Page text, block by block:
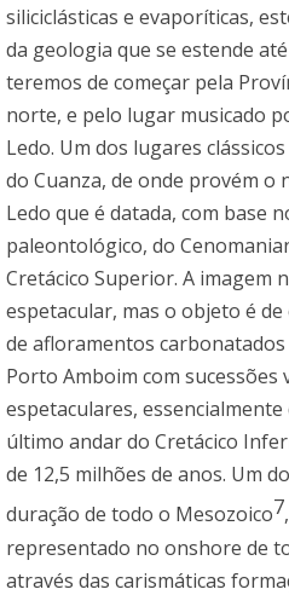
siliciclásticas e evaporíticas,
da geologia que se estende
teremos de começar pela
norte, e pelo lugar musicado
Ledo. Um dos lugares
do Cuanza, de onde provém o
Ledo que é datada, com base
paleontológico, do
Cretácico Superior. A imagem
espetacular, mas o objeto é de
de afloramentos
Porto Amboim com sucessões
espetaculares,
último andar do Cretácico
de 12,5 milhões de anos. Um
duração de todo o Mesozoico7
representado no onshore de
através das carismáticas